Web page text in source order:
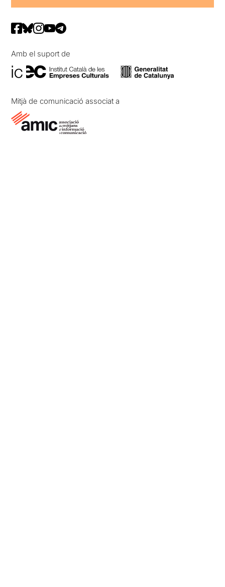
Amb el suport de
Mitjà de comunicació associat a